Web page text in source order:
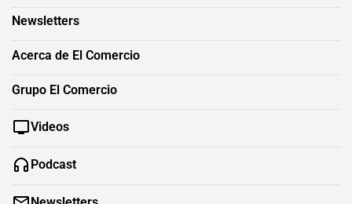
Newsletters
Acerca de El Comercio
Grupo El Comercio
Videos
Podcast